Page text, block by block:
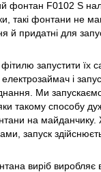
фонтан F0102 S
такі фонтани не
й придатні для
запустити їх
і
Ми
такому способу
на майданчику.
запуск
виріб виробляє